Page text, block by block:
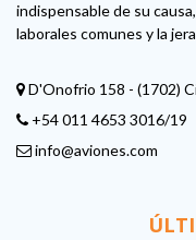
indispensable de su
laborales comunes y la
D'Onofrio 158 - (1702)
+54 011 4653 3016/19
info@aviones.com